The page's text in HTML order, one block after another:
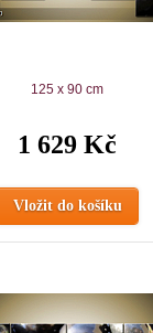
125 x 90 cm
1 629 Kč
Vložit do košíku